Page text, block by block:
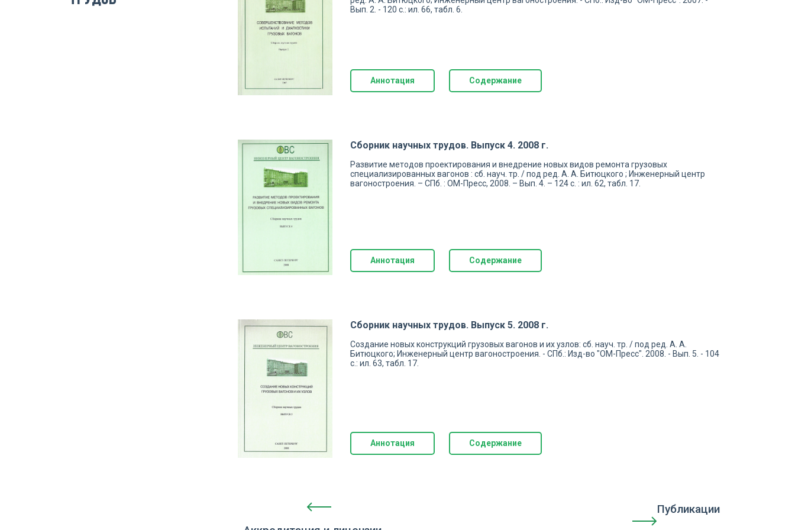
Вып. 2. - 120 с.: ил. 66, табл. 6.
Аннотация Содержание
Сборник научных трудов. Выпуск 4. 2008 г.
Развитие методов проектирования и внедрение новых видов ремонта грузовых
специализированных вагонов : сб. науч. тр. / под ред. А. А. Битюцкого ; Инженерный центр
вагоностроения. – СПб. : ОМ-Пресс, 2008. – Вып. 4. – 124 с. : ил. 62, табл. 17.
Аннотация Содержание
Сборник научных трудов. Выпуск 5. 2008 г.
Создание новых конструкций грузовых вагонов и их узлов: сб. науч. тр. / под ред. А. А.
Битюцкого; Инженерный центр вагоностроения. - СПб.: Изд-во "ОМ-Пресс". 2008. - Вып. 5. - 104
с.: ил. 63, табл. 17.
Аннотация Содержание
Публикации